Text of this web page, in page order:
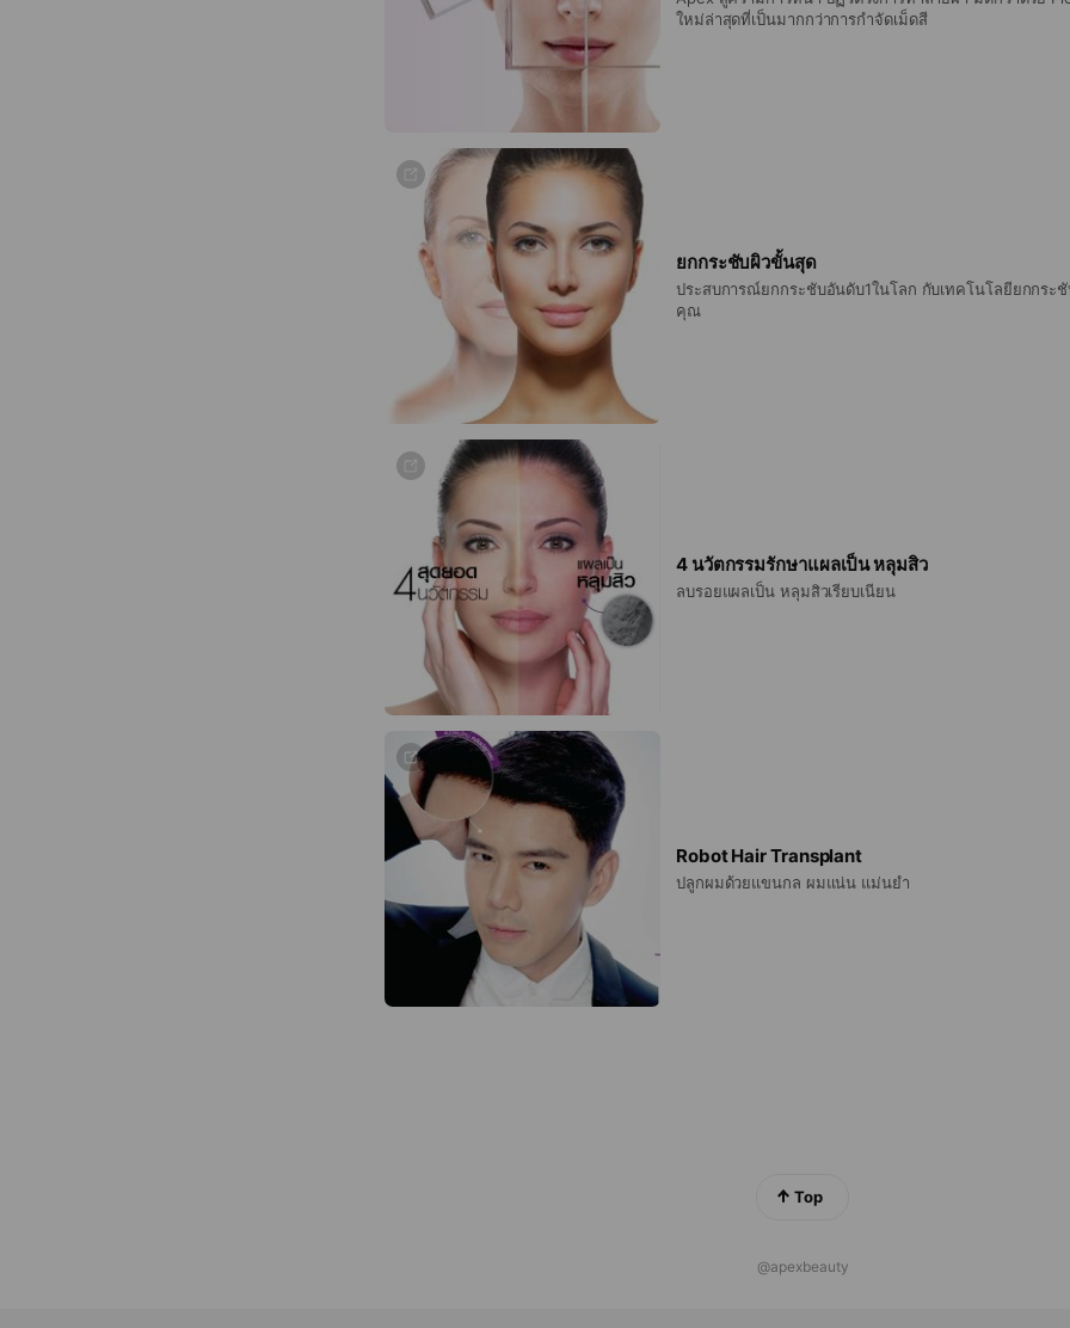
ใหม่ล่าสุดที่เป็นมากกว่าการกำจัดเม็ดสี
ยกกระชับผิวขั้นสุด
ประสบการณ์ยกกระชับอันดับ1ในโลก กับเทคโนโลยียกกระ
คุณ
4 นวัตกรรมรักษาแผลเป็น หลุมสิว
ลบรอยแผลเป็น หลุมสิวเรียบเนียน
Robot Hair Transplant
ปลูกผมด้วยแขนกล ผมแน่น แม่นยำ
Top
@apexbeauty